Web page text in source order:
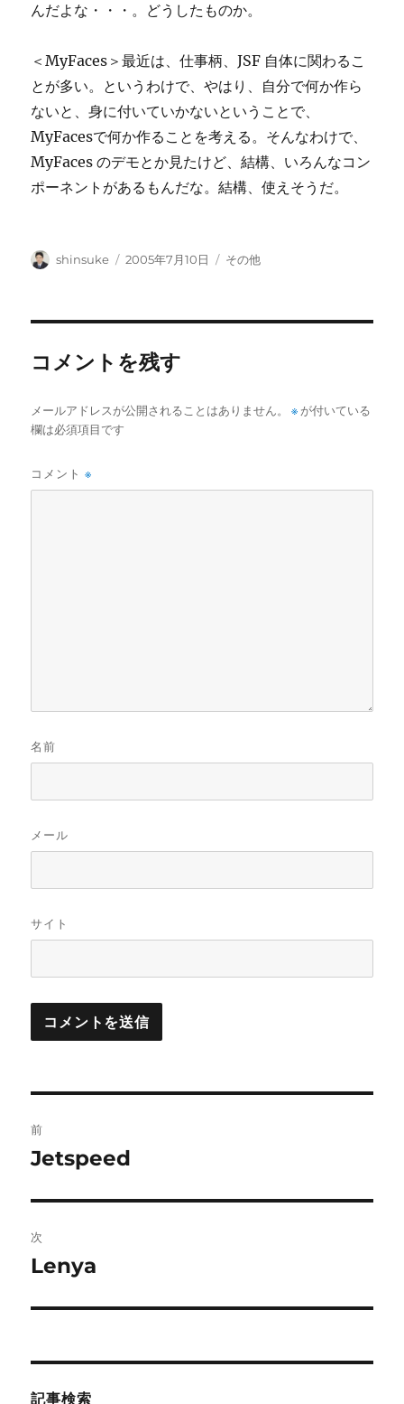
んだよな・・・。どうしたものか。
＜MyFaces＞最近は、仕事柄、JSF 自体に関わるこ
とが多い。というわけで、やはり、自分で何か作ら
ないと、身に付いていかないということで、
MyFacesで何か作ることを考える。そんなわけで、
MyFaces のデモとか見たけど、結構、いろんなコン
ポーネントがあるもんだな。結構、使えそうだ。
投
shinsuke
投
2005年7月10日
カ
その他
コメントを残す
メールアドレスが公開されることはありません。 ※が付いている
欄は必須項目です
コメント※
名前
メール
サイト
稿
ビ
ゲ
ー
前
前
投
稿:
Jetspeed
次
次
投
Lenya
記事検索